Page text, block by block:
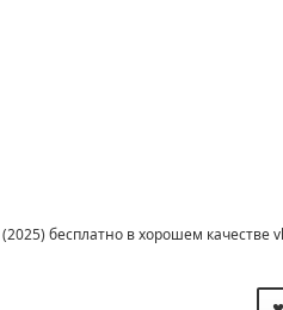
бесплатно в хорошем качестве